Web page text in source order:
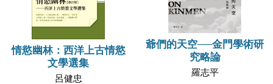
情慾幽林：西洋上古情慾
文學選集
呂健忠
爺們的天空──金門學術研
究略論
羅志平